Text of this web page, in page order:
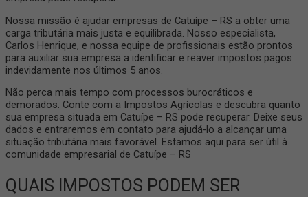
Nossa missão é ajudar empresas de Catuípe – RS a obter uma
carga tributária mais justa e equilibrada. Nosso especialista,
Carlos Henrique, e nossa equipe de profissionais estão prontos
para auxiliar sua empresa a identificar e reaver impostos pagos
indevidamente nos últimos 5 anos.
Não perca mais tempo com processos burocráticos e
demorados. Conte com a Impostos Agrícolas e descubra quanto
sua empresa situada em Catuípe – RS pode recuperar. Deixe seus
dados e entraremos em contato para ajudá-lo a alcançar uma
situação tributária mais favorável. Estamos aqui para ser útil à
comunidade empresarial de Catuípe – RS
QUAIS IMPOSTOS PODEM SER